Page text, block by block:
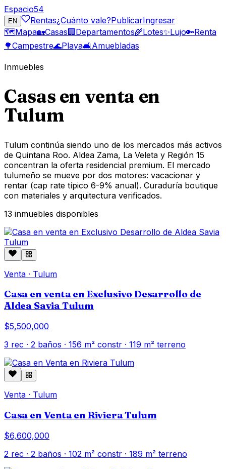
Espacio54
EN Rentas¿Cuánto vale?PublicarIngresar
🗺️Mapa🏡Casas 🏢 Departamentos🌾Lotes✨Lujo🔑Renta
🌳Campestre🌊Playa🛋️Amuebladas
Inmuebles
Casas en venta en
Tulum
Tulum continúa siendo uno de los mercados más activos
de Quintana Roo. Aldea Zama, La Veleta y Región 15
concentran la oferta residencial premium. El mercado
tulumeño se mueve por dos motores: vacacionar y
rentar (cap rate típico 6-9% anual). Curaduría boutique
con materiales y arquitectura verificados.
13 inmuebles disponibles
Venta · Tulum
Casa en venta en Exclusivo Desarrollo de
Aldea Savia Tulum
$5,500,000
3 rec · 2 baños · 156 m² constr · 119 m² terreno
Venta · Tulum
Casa en Venta en Riviera Tulum
$6,600,000
2 rec · 2 baños · 102 m² constr · 189 m² terreno